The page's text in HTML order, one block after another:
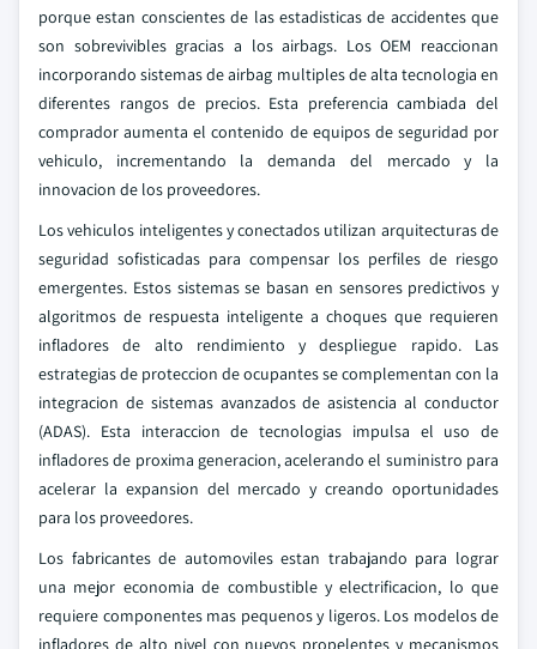
porque estan conscientes de las estadisticas de accidentes que
son sobrevivibles gracias a los airbags. Los OEM reaccionan
incorporando sistemas de airbag multiples de alta tecnologia en
diferentes rangos de precios. Esta preferencia cambiada del
comprador aumenta el contenido de equipos de seguridad por
vehiculo, incrementando la demanda del mercado y la
innovacion de los proveedores.
Los vehiculos inteligentes y conectados utilizan arquitecturas de
seguridad sofisticadas para compensar los perfiles de riesgo
emergentes. Estos sistemas se basan en sensores predictivos y
algoritmos de respuesta inteligente a choques que requieren
infladores de alto rendimiento y despliegue rapido. Las
estrategias de proteccion de ocupantes se complementan con la
integracion de sistemas avanzados de asistencia al conductor
(ADAS). Esta interaccion de tecnologias impulsa el uso de
infladores de proxima generacion, acelerando el suministro para
acelerar la expansion del mercado y creando oportunidades
para los proveedores.
Los fabricantes de automoviles estan trabajando para lograr
una mejor economia de combustible y electrificacion, lo que
requiere componentes mas pequenos y ligeros. Los modelos de
infladores de alto nivel con nuevos propelentes y mecanismos